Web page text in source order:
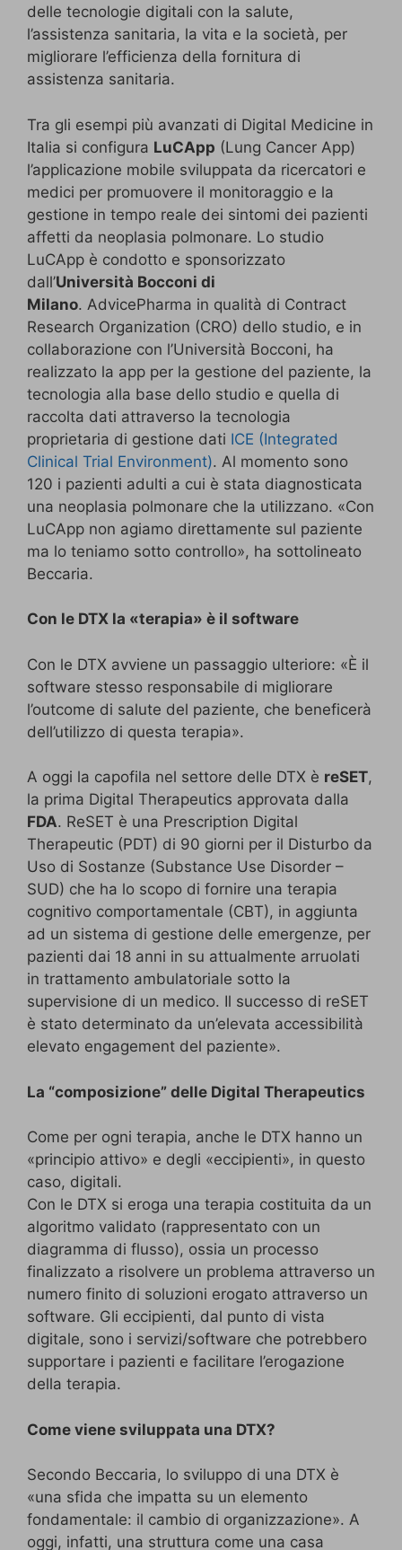
delle tecnologie digitali con la salute,
l’assistenza sanitaria, la vita e la società, per
migliorare l’efficienza della fornitura di
assistenza sanitaria.
Tra gli esempi più avanzati di Digital Medicine in
Italia si configura LuCApp (Lung Cancer App)
l’applicazione mobile sviluppata da ricercatori e
medici per promuovere il monitoraggio e la
gestione in tempo reale dei sintomi dei pazienti
affetti da neoplasia polmonare. Lo studio
LuCApp è condotto e sponsorizzato
dall’Università Bocconi di
Milano. AdvicePharma in qualità di Contract
Research Organization (CRO) dello studio, e in
collaborazione con l’Università Bocconi, ha
realizzato la app per la gestione del paziente, la
tecnologia alla base dello studio e quella di
raccolta dati attraverso la tecnologia
proprietaria di gestione dati ICE (Integrated
Clinical Trial Environment). Al momento sono
120 i pazienti adulti a cui è stata diagnosticata
una neoplasia polmonare che la utilizzano. «Con
LuCApp non agiamo direttamente sul paziente
ma lo teniamo sotto controllo», ha sottolineato
Beccaria.
Con le DTX la «terapia» è il software
Con le DTX avviene un passaggio ulteriore: «È il
software stesso responsabile di migliorare
l’outcome di salute del paziente, che beneficerà
dell’utilizzo di questa terapia».
A oggi la capofila nel settore delle DTX è reSET,
la prima Digital Therapeutics approvata dalla
FDA. ReSET è una Prescription Digital
Therapeutic (PDT) di 90 giorni per il Disturbo da
Uso di Sostanze (Substance Use Disorder –
SUD) che ha lo scopo di fornire una terapia
cognitivo comportamentale (CBT), in aggiunta
ad un sistema di gestione delle emergenze, per
pazienti dai 18 anni in su attualmente arruolati
in trattamento ambulatoriale sotto la
supervisione di un medico. Il successo di reSET
è stato determinato da un’elevata accessibilità
elevato engagement del paziente».
La “composizione” delle Digital Therapeutics
Come per ogni terapia, anche le DTX hanno un
«principio attivo» e degli «eccipienti», in questo
caso, digitali.
Con le DTX si eroga una terapia costituita da un
algoritmo validato (rappresentato con un
diagramma di flusso), ossia un processo
finalizzato a risolvere un problema attraverso un
numero finito di soluzioni erogato attraverso un
software. Gli eccipienti, dal punto di vista
digitale, sono i servizi/software che potrebbero
supportare i pazienti e facilitare l’erogazione
della terapia.
Come viene sviluppata una DTX?
Secondo Beccaria, lo sviluppo di una DTX è
«una sfida che impatta su un elemento
fondamentale: il cambio di organizzazione». A
oggi, infatti, una struttura come una casa